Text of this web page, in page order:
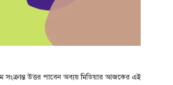
সংক্রান্ত উত্তর পাবেন অব্যয় মিডিয়ার আজকের এই